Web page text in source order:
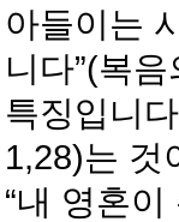
아들이는
니다”(복
특징입니
1,28)는 것
“내 영혼